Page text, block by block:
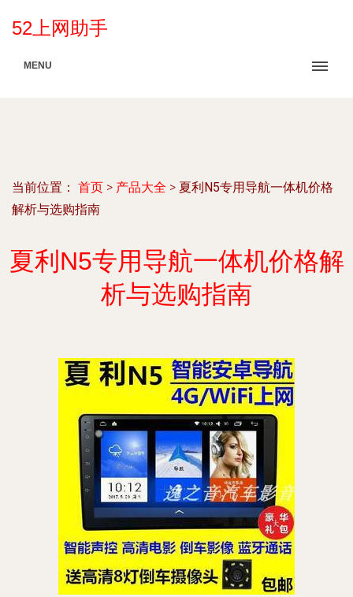
52上网助手
MENU
当前位置： 首页 > 产品大全 > 夏利N5专用导航一体机价格
解析与选购指南
夏利N5专用导航一体机价格解
析与选购指南